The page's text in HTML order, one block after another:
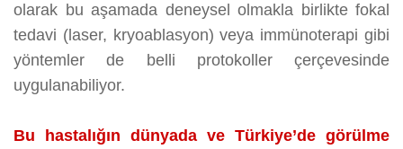
olarak bu aşamada deneysel olmakla birlikte fokal
tedavi (laser, kryoablasyon) veya immünoterapi gibi
yöntemler de belli protokoller çerçevesinde
uygulanabiliyor.
Bu hastalığın dünyada ve Türkiye’de görülme